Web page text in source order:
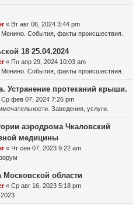
« Вт авг 06, 2024 3:44 pm
Монино. События, факты происшествия.
18 25.04.2024
« Пн апр 29, 2024 10:03 am
Монино. События, факты происшествия.
Устранение протеканий крыши.
Ср фев 07, 2024 7:26 pm
Заведения, услуги.
аэродрома Чкаловский
медицины
« Чт сен 07, 2023 9:22 am
области
« Ср авг 16, 2023 5:18 pm